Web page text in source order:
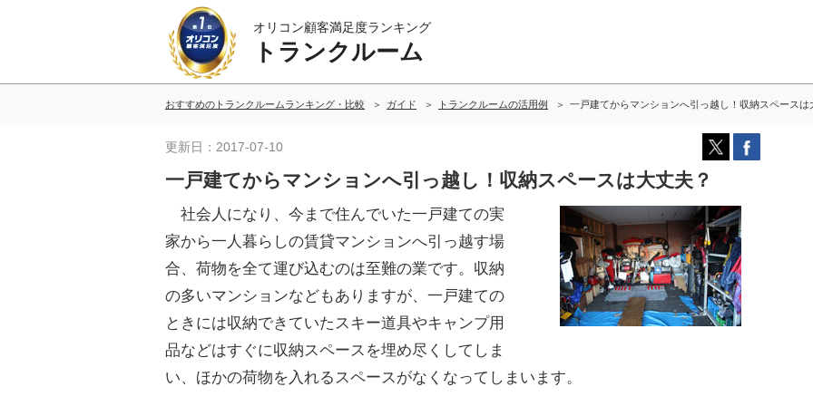
オリコン顧客満足度ランキング
トランクルーム
おすすめのトランクルームランキング・比較 ガイド トランクルームの活用例 一戸建てからマンションへ引っ越し！収納スペースは
更新日：2017-07-10
一戸建てからマンションへ引っ越し！収納スペースは大丈夫？
社会人になり、今まで住んでいた一戸建ての実
家から一人暮らしの賃貸マンションへ引っ越す場
合、荷物を全て運び込むのは至難の業です。収納
の多いマンションなどもありますが、一戸建ての
ときには収納できていたスキー道具やキャンプ用
品などはすぐに収納スペースを埋め尽くしてしま
い、ほかの荷物を入れるスペースがなくなってしまいます。